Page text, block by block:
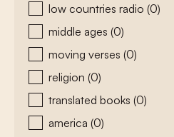
low countries radio (0)
middle ages (0)
moving verses (0)
religion (0)
translated books (0)
america (0)